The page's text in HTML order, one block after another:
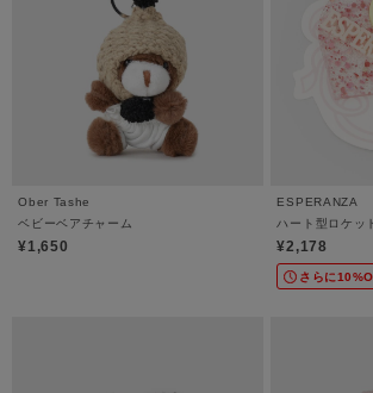
Ober Tashe
ベビーベアチャーム
¥1,650
ESPERANZA
ハート型ロケッ
¥2,178
さらに